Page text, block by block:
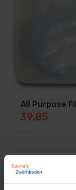
All Purpose
39,85